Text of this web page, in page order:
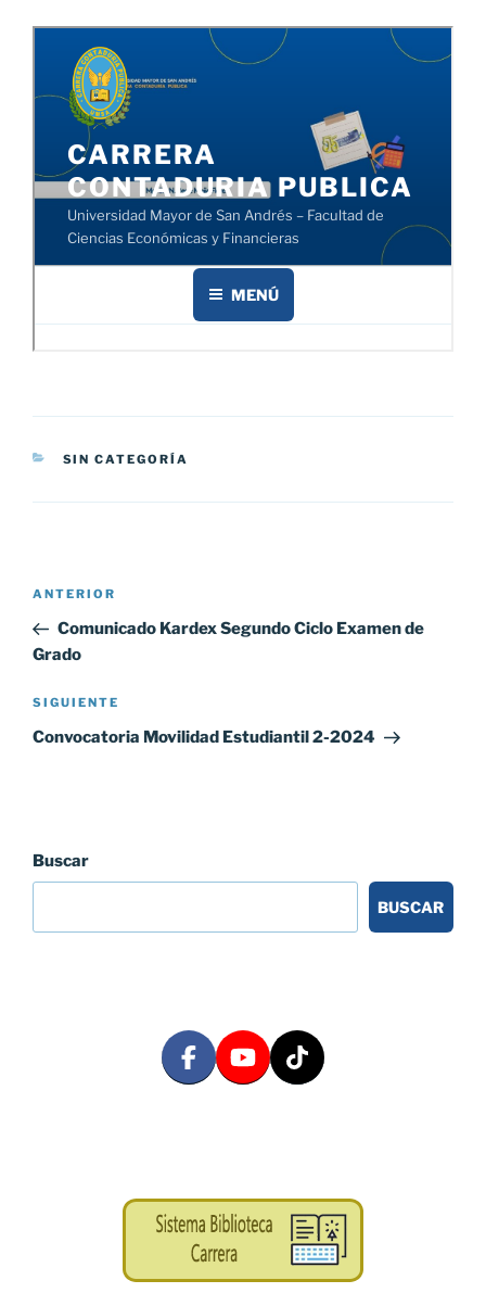
CATEGORÍAS
SIN CATEGORÍA
Navegación
entradas
Entrada
anterior:
ANTERIOR
Comunicado Kardex Segundo Ciclo Examen de
Grado
Siguiente
entrada
SIGUIENTE
Convocatoria Movilidad Estudiantil 2-2024
Buscar
BUSCAR